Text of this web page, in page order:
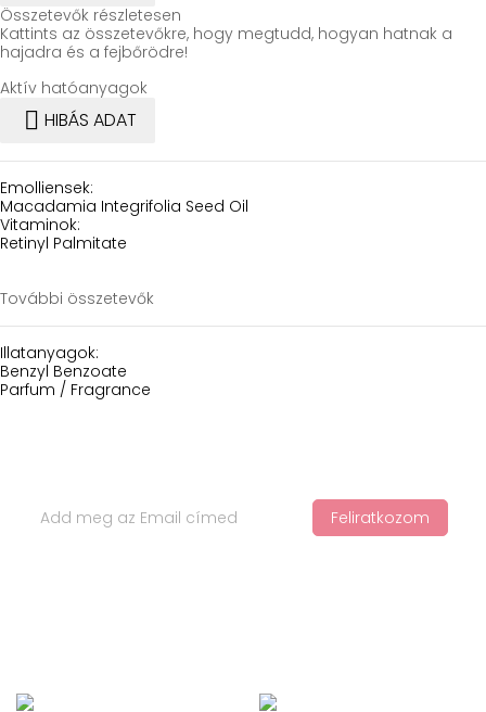
Összetevők részletesen
Kattints az összetevőkre, hogy megtudd, hogyan hatnak a
hajadra és a fejbőrödre!
Aktív hatóanyagok
 HIBÁS ADAT
Emolliensek:
Macadamia Integrifolia Seed Oil
Vitaminok:
Retinyl Palmitate
További összetevők
Illatanyagok:
Benzyl Benzoate
Parfum / Fragrance
Feliratkozom